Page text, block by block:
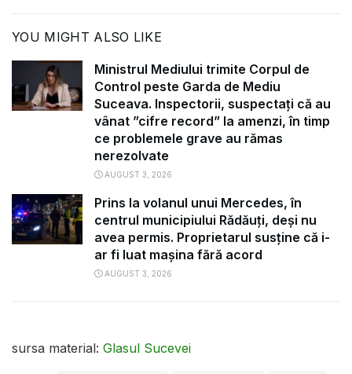
YOU MIGHT ALSO LIKE
Ministrul Mediului trimite Corpul de
Control peste Garda de Mediu
Suceava. Inspectorii, suspectați că au
vânat ”cifre record” la amenzi, în timp
ce problemele grave au rămas
nerezolvate
AUGUST 3, 2026
Prins la volanul unui Mercedes, în
centrul municipiului Rădăuți, deși nu
avea permis. Proprietarul susține că i-
ar fi luat mașina fără acord
AUGUST 3, 2026
sursa material: Glasul Sucevei